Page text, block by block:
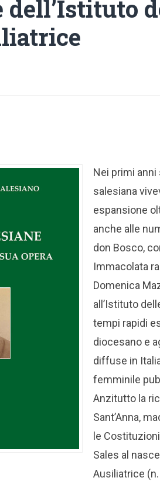
dell’Istituto
Nei primi
salesiana
espansione
anche alle
don Bosco,
Immacolata
Domenica
all’Istituto
tempi rapidi
diocesano e
diffuse in
femminile
Anzitutto la
Sant’Anna,
le
Sales al
Ausiliatrice